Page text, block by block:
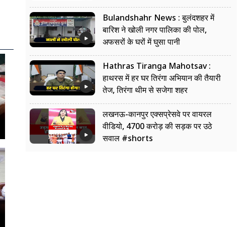
Bulandshahr News : बुलंदशहर में
बारिश ने खोली नगर पालिका की पोल,
अफसरों के घरों में घुसा पानी
Hathras Tiranga Mahotsav :
हाथरस में हर घर तिरंगा अभियान की तैयारी
तेज, तिरंगा थीम से सजेगा शहर
लखनऊ-कानपुर एक्सप्रेसवे पर वायरल
वीडियो, 4700 करोड़ की सड़क पर उठे
सवाल #shorts